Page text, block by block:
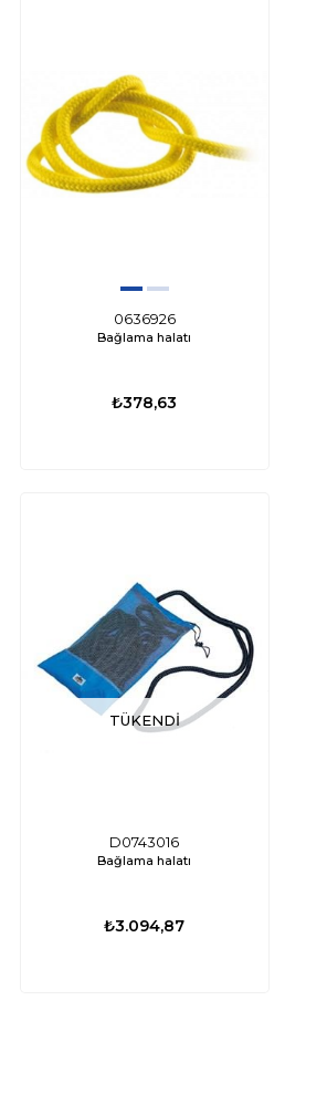
TÜKENDI
Lowrance Eagle 4X Balık Bulucu Türkçe
Menü
0636926
Bağlama halatı
₺378,63
TÜKENDI
D0743016
Bağlama halatı
₺3.094,87